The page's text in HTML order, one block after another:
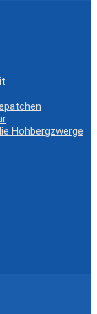
Hohbergzwerge